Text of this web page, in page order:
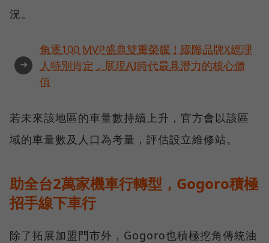
況。
➜
角逐100 MVP盛典雙重榮耀！國際品牌X經理
人特別肯定，展現AI時代最具潛力的核心價
值
若未來該地區的車量數持續上升，官方會以該區
域的車量數及人口為考量，評估設立維修站。
助全台2萬家機車行轉型，Gogoro積極
招手線下車行
除了拓展加盟門市外，Gogoro也積極挖角傳統油